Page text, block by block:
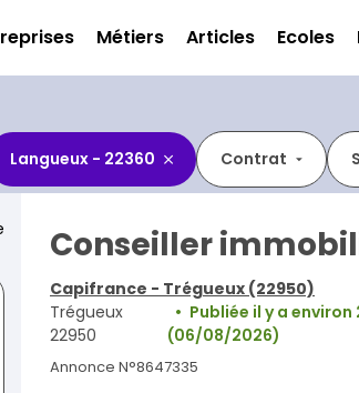
Métiers Articles Ecoles
Langueux - 22360 Contrat
Conseiller
Capifrance - Trégueux (22950)
Trégueux
22950
Publiée il y a environ
(06/08/2026)
Annonce N°8647335